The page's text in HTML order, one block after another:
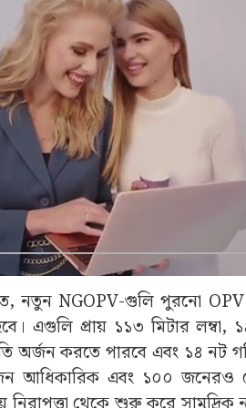
নতুন NGOPV-গুলি পুরনো
এগুলি প্রায় ১১৩ মিটার
অর্জন করতে পারবে এবং ১৪ নট
আধিকারিক এবং ১০০ জনেরও